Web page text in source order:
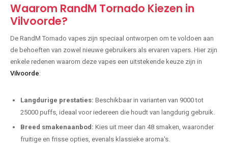
Waarom RandM Tornado Kiezen in
Vilvoorde?
De RandM Tornado vapes zijn speciaal ontworpen om te voldoen aan
de behoeften van zowel nieuwe gebruikers als ervaren vapers. Hier zijn
enkele redenen waarom deze vapes een uitstekende keuze zijn in
Vilvoorde:
Langdurige prestaties: Beschikbaar in varianten van 9000 tot
25000 puffs, ideaal voor iedereen die houdt van langdurig gebruik.
Breed smakenaanbod: Kies uit meer dan 48 smaken, waaronder
fruitige en frisse opties, evenals klassieke aroma's.